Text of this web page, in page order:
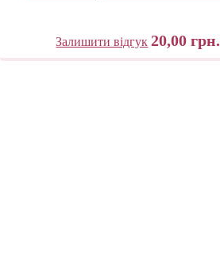
Залишити відгук 20,00грн.